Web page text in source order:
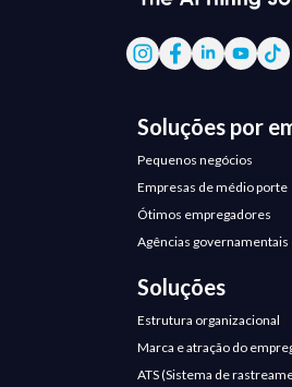
Soluções por
Pequenos negócios
Empresas de médio porte
Ótimos empregadores
Agências governamentais
Soluções
Estrutura organizacional
Marca e atração do
ATS (Sistema de